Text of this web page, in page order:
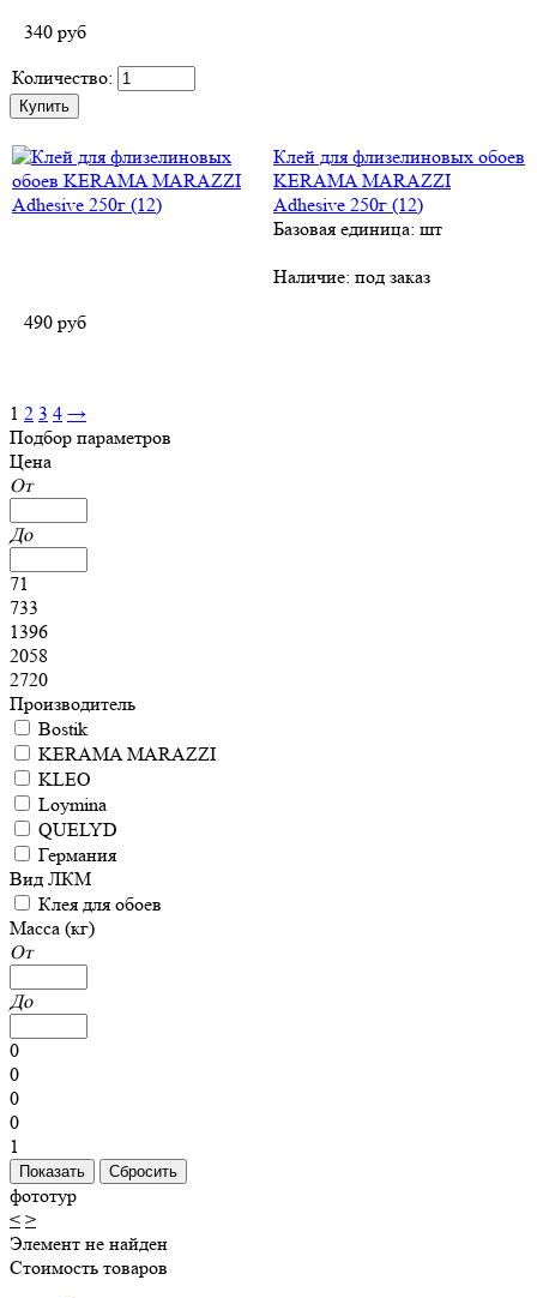
340 руб
Количество:
Клей для флизелиновых обоев
KERAMA MARAZZI
Adhesive 250г (12)
Базовая единица: шт
Наличие: под заказ
490 руб
1 2 3 4 →
Подбор параметров
Цена
От
До
71
733
1396
2058
2720
Производитель
Bostik
KERAMA MARAZZI
KLEO
Loymina
QUELYD
Германия
Вид ЛКМ
Клея для обоев
Масса (кг)
От
До
0
0
0
0
1
фототур
< >
Элемент не найден
Стоимость товаров